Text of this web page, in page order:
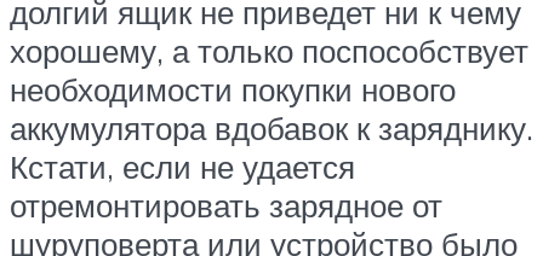
долгий ящик не приведет ни к чему
хорошему, а только поспособствует
необходимости покупки нового
аккумулятора вдобавок к заряднику.
Кстати, если не удается
отремонтировать зарядное от
шуруповерта или устройство было